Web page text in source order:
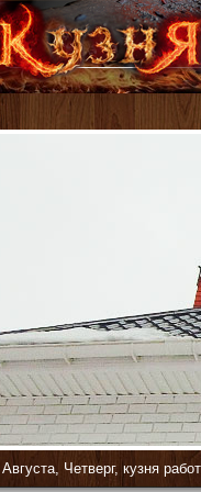
Августа, Четверг, кузня